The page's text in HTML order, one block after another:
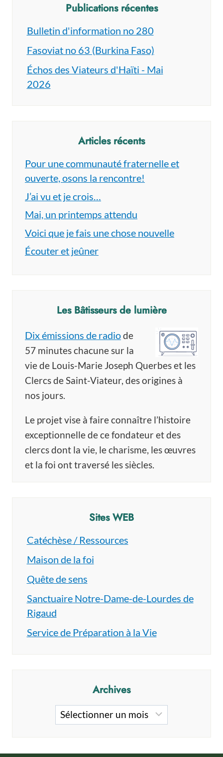
Publications récentes
Bulletin d'information no 280
Fasoviat no 63 (Burkina Faso)
Échos des Viateurs d'Haïti - Mai
2026
Articles récents
Pour une communauté fraternelle et
ouverte, osons la rencontre!
J’ai vu et je crois…
Mai, un printemps attendu
Voici que je fais une chose nouvelle
Écouter et jeûner
Les Bâtisseurs de lumière
Dix émissions de radiode
57 minutes chacune sur la
vie de Louis-Marie Joseph Querbes et les
Clercs de Saint-Viateur, des origines à
nos jours.
Le projet vise à faire connaître l’histoire
exceptionnelle de ce fondateur et des
clercs dont la vie, le charisme, les œuvres
et la foi ont traversé les siècles.
Sites WEB
Catéchèse / Ressources
Maison de la foi
Quête de sens
Sanctuaire Notre-Dame-de-Lourdes de
Rigaud
Service de Préparation à la Vie
Archives
Archives